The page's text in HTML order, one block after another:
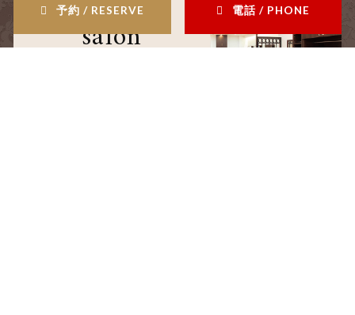
予約 / RESERVE 電話 / PHONE
salon